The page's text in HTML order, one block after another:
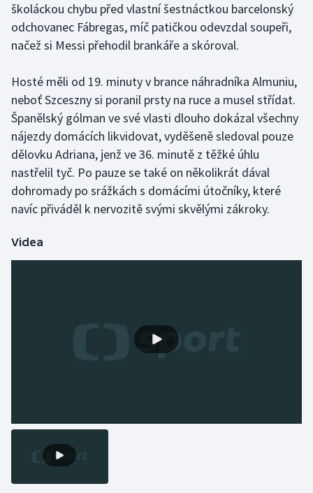
Ragby
Rychlobruslení
Rychlostní kanoistika
Short track
Sportovní střelba
Stolní tenis
Veslování
školáckou chybu před vlastní šestnáctkou barcelonský
odchovanec Fábregas, míč patičkou odevzdal soupeři,
načež si Messi přehodil brankáře a skóroval.
Hosté měli od 19. minuty v brance náhradníka Almuniu,
neboť Szceszny si poranil prsty na ruce a musel střídat.
Španělský gólman ve své vlasti dlouho dokázal všechny
nájezdy domácích likvidovat, vyděšeně sledoval pouze
dělovku Adriana, jenž ve 36. minutě z těžké úhlu
nastřelil tyč. Po pauze se také on několikrát dával
dohromady po srážkách s domácími útočníky, které
navíc přiváděl k nervozitě svými skvělými zákroky.
Videa